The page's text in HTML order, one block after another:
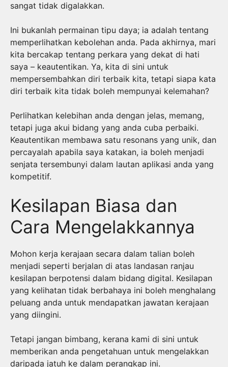
sangat tidak digalakkan.
Ini bukanlah permainan tipu daya; ia adalah tentang
memperlihatkan kebolehan anda. Pada akhirnya, mari
kita bercakap tentang perkara yang dekat di hati
saya – keautentikan. Ya, kita di sini untuk
mempersembahkan diri terbaik kita, tetapi siapa kata
diri terbaik kita tidak boleh mempunyai kelemahan?
Perlihatkan kelebihan anda dengan jelas, memang,
tetapi juga akui bidang yang anda cuba perbaiki.
Keautentikan membawa satu resonans yang unik, dan
percayalah apabila saya katakan, ia boleh menjadi
senjata tersembunyi dalam lautan aplikasi anda yang
kompetitif.
Kesilapan Biasa dan
Cara Mengelakkannya
Mohon kerja kerajaan secara dalam talian boleh
menjadi seperti berjalan di atas landasan ranjau
kesilapan berpotensi dalam bidang digital. Kesilapan
yang kelihatan tidak berbahaya ini boleh menghalang
peluang anda untuk mendapatkan jawatan kerajaan
yang diingini.
Tetapi jangan bimbang, kerana kami di sini untuk
memberikan anda pengetahuan untuk mengelakkan
daripada jatuh ke dalam perangkap ini.